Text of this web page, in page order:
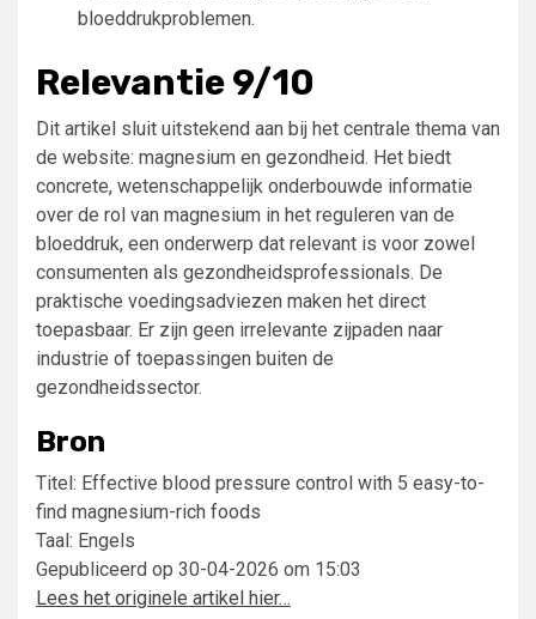
bloeddrukproblemen.
Relevantie 9/10
Dit artikel sluit uitstekend aan bij het centrale thema van
de website: magnesium en gezondheid. Het biedt
concrete, wetenschappelijk onderbouwde informatie
over de rol van magnesium in het reguleren van de
bloeddruk, een onderwerp dat relevant is voor zowel
consumenten als gezondheidsprofessionals. De
praktische voedingsadviezen maken het direct
toepasbaar. Er zijn geen irrelevante zijpaden naar
industrie of toepassingen buiten de
gezondheidssector.
Bron
Titel: Effective blood pressure control with 5 easy-to-
find magnesium-rich foods
Taal: Engels
Gepubliceerd op 30-04-2026 om 15:03
Lees het originele artikel hier…